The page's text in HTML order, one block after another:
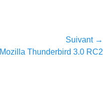
Suivant →
Mozilla Thunderbird 3.0 RC2